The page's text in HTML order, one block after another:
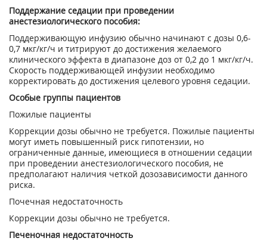
Поддержание седации при проведении
анестезиологического пособия:
Поддерживающую инфузию обычно начинают с дозы 0,6-
0,7 мкг/кг/ч и титрируют до достижения желаемого
клинического эффекта в диапазоне доз от 0,2 до 1 мкг/кг/ч.
Скорость поддерживающей инфузии необходимо
корректировать до достижения целевого уровня седации.
Особые группы пациентов
Пожилые пациенты
Коррекции дозы обычно не требуется. Пожилые пациенты
могут иметь повышенный риск гипотензии, но
ограниченные данные, имеющиеся в отношении седации
при проведении анестезиологического пособия, не
предполагают наличия четкой дозозависимости данного
риска.
Почечная недостаточность
Коррекции дозы обычно не требуется.
Печеночная недостаточность